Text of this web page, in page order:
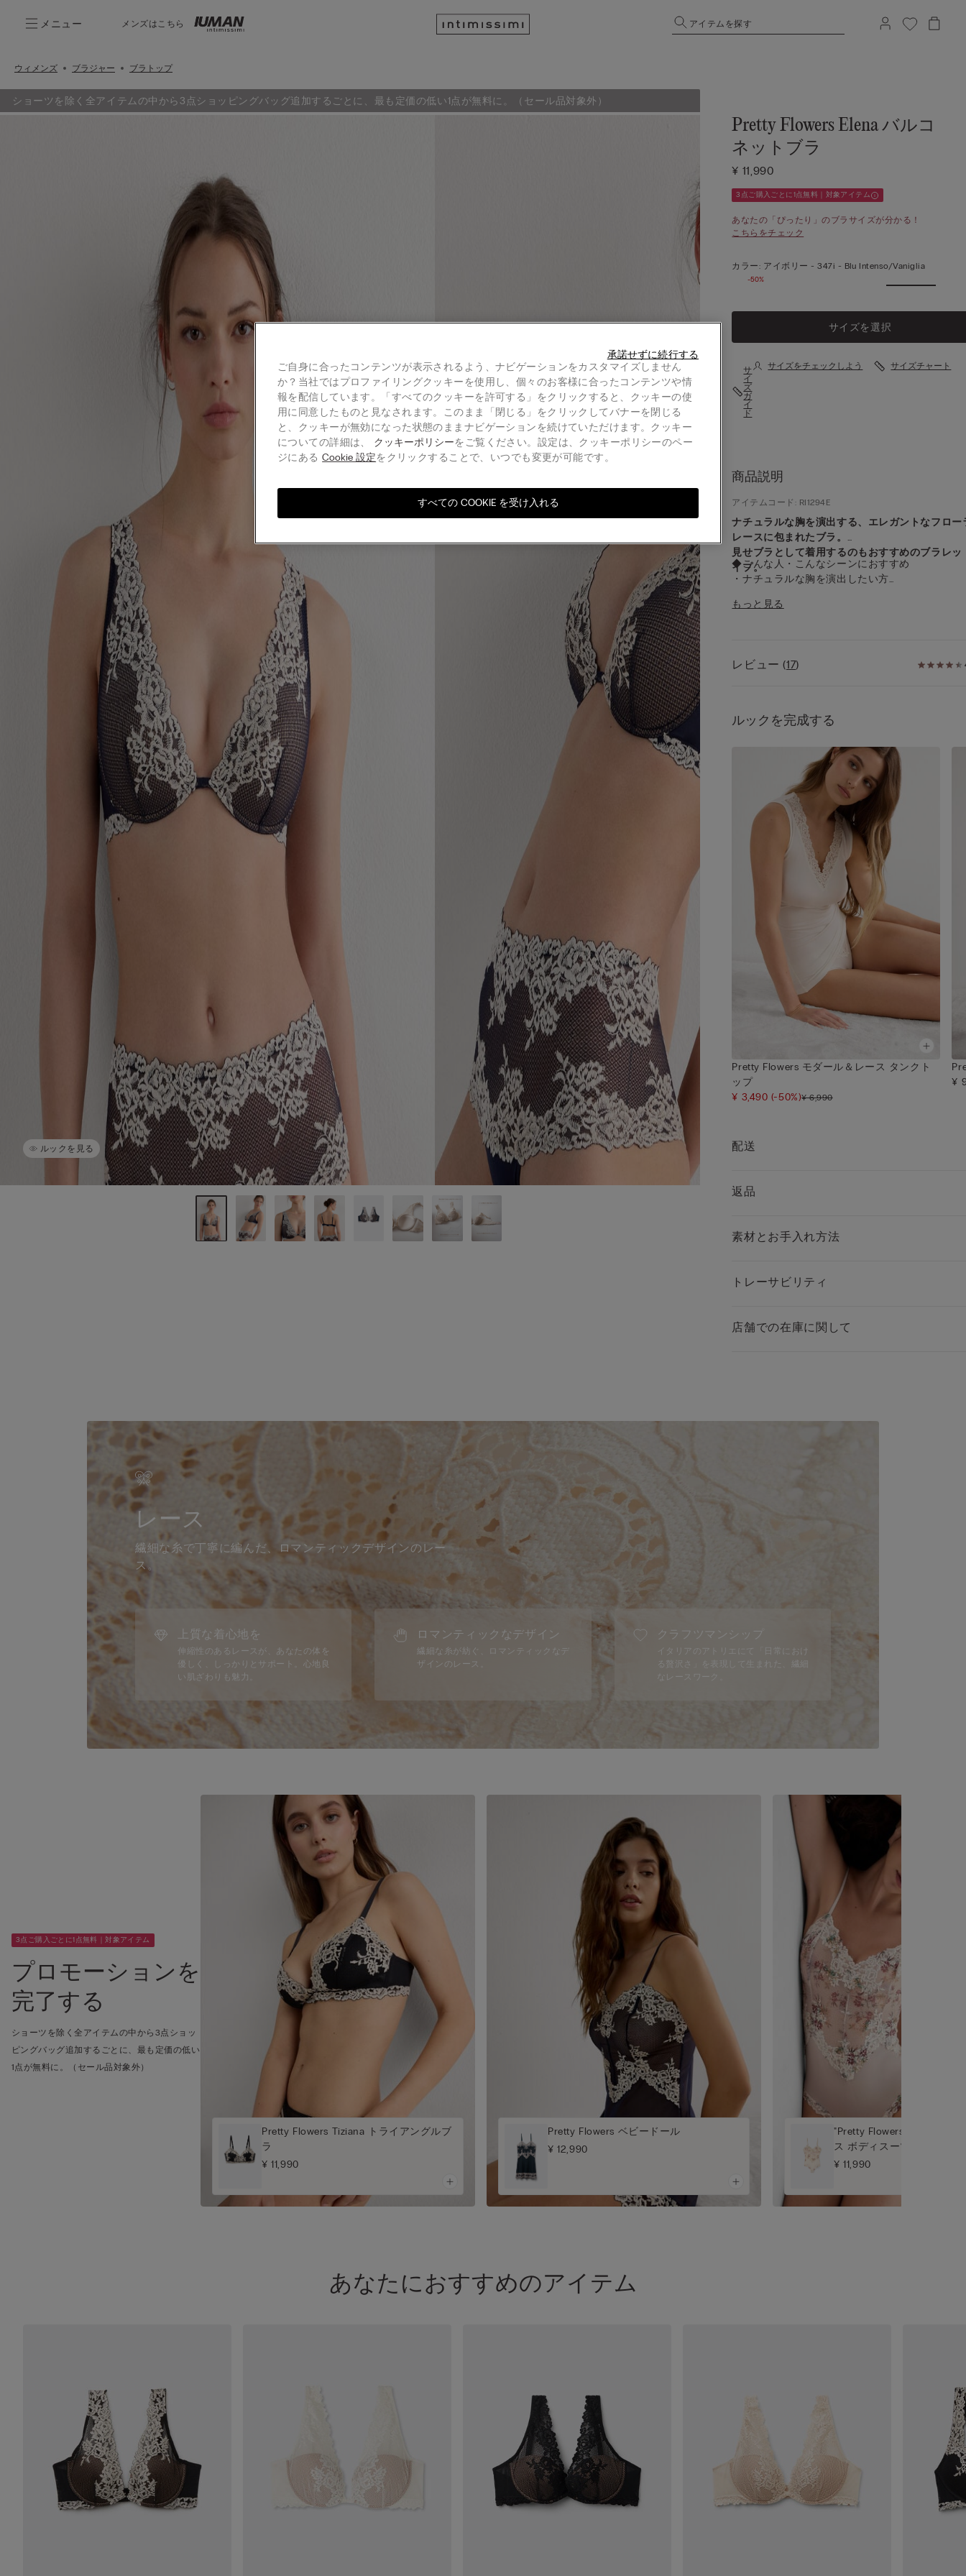
メニュー メンズはこちら アイテムを探す
ウィメンズ ブラジャー ブラトップ
ショーツを除く全アイテムの中から3点ショッピングバッグ追加するごとに、最も定価の低い1点が無料に。（セール品対象外）
ルックを見る
Pretty Flowers Elena バルコ
ネットブラ
¥ 11,990
3点ご購入ごとに1点無料｜対象アイテム
あなたの「ぴったり」のブラサイズが分かる！
こちらをチェック
カラー: アイボリー -347i - Blu Intenso/vaniglia
-50%
サイズを選択
サ
イ
ズ
ガ
イ
ド
サイズをチェックしよう サイズチャート
商品説明
アイテムコード: RI1294E
ナチュラルな胸を演出する、エレガントなフロー
レースに包まれたブラ。
見せブラとして着用するのもおすすめのブラレッ
イプ。
世界的ベストセラー「Pretty Flowers」コレクシ
ら、ナチュラルな胸を演出する「Elena」が登場。
世界中の多くの女性をとりこにしてきた、魅惑の
ーラル柄レースコレクション。
ふさわしいエレガンスを演出します。
する限定カラーにも注目。
ブラ、ショーツ、トップスなど幅広いアイテムを
する人気コレクションです。
◆Elenaとは？
Intimissimiを代表するベストセラブラシリーズ
「Elena（エレナ）」。
ハーフパッドがナチュラルできれいな形のバスト
出し、安定力のあるワイヤーがバストをサポート
ブラレットタイプなので、「見せるブラ」として
ケットやシャツと合わせて着けるのもおすすめで
◆こんな人・こんなシーンにおすすめ
・ナチュラルな胸を演出したい方
ゃれなブラレットタイプ
・バストをナチュラルに演出するハーフパッド
・体に心地よくフィットするレースを使用
・ワイヤー：あり
・ホック：あり
・パッド：あり
・ストラップ：あり（長さ調節可）
◆サイズに関して
Intimissimiはイタリアブランドのため、国内ブラ
の商品とサイズ感が異なる場合がございます。
詳しくはサイズガイドをご覧ください。
※モデル身長175cm、75Bサイズを着用
◆着こなし方
・アンダーウェアとしての着用はもちろん、ファ
ョンアイテムとしてジャケットやシャツの下に見
ように着けたり、トップスからストラップを見せ
うに着けたりするのもおすすめ。
・フルバック：SI1294P
・ブラジリアン：SBD1294
・キュロット（ブラジリアン）：SC1294B
ただけます。
・レース：RID97L
ただけます。
もっと見る
レビュー(17)
ルックを完成する
Pretty Flowers モダール＆レース タンクト
ップ
¥ 3,490 (-50%)¥ 6,990
¥
配送
返品
素材とお手入れ方法
トレーサビリティ
店舗での在庫に関して
レース
繊細な糸で丁寧に編んだ、ロマンティックデザインのレー
ス。
上質な着心地を
伸縮性のあるレースが、あなたの体を
優しく、しっかりとサポート。心地良
い肌ざわりも魅力。
ロマンティックなデザイン
繊細な糸が紡ぐ、ロマンティックなデ
ザインのレース。
クラフツマンシップ
イタリアのアトリエにて「日常におけ
る贅沢さ」を表現して生まれた、繊細
なレースワーク。
3点ご購入ごとに1点無料｜対象アイテム
プロモーションを
完了する
ショーツを除く全アイテムの中から3点ショッ
ピングバッグ追加するごとに、最も定価の低い
1点が無料に。（セール品対象外）
Pretty Flowers Tiziana トライアングルブ
ラ
¥ 11,990
Pretty Flowers ベビードール
¥ 12,990
"Pretty Flowers" プリント
ス ボディスーツ
¥ 11,990
あなたにおすすめのアイテム
ご自身に合ったコンテンツが表示されるよう、ナビゲーションをカスタマイズしません
か？当社ではプロファイリングクッキーを使用し、個々のお客様に合ったコンテンツや情
報を配信しています。「すべてのクッキーを許可する」をクリックすると、クッキーの使
用に同意したものと見なされます。このまま「閉じる」をクリックしてバナーを閉じる
と、クッキーが無効になった状態のままナビゲーションを続けていただけます。クッキー
についての詳細は、 クッキーポリシーをご覧ください。設定は、クッキーポリシーのペー
ジにあるCookie 設定をクリックすることで、いつでも変更が可能です。
すべての COOKIE を受け入れる
承諾せずに続行する